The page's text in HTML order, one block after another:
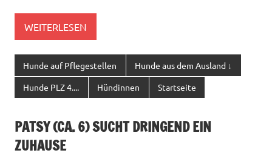
WEITERLESEN
Hunde auf Pflegestellen Hunde aus dem Ausland ↓
Hunde PLZ 4.... Hündinnen Startseite
PATSY (CA. 6) SUCHT DRINGEND EIN
ZUHAUSE